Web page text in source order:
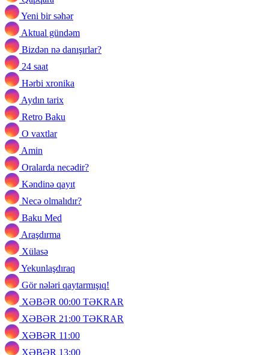
Yeni bir səhər
Aktual gündəm
Bizdən nə danışırlar?
24 saat
Hərbi xronika
Aydın tarix
Retro Baku
O vaxtlar
Amin
Oralarda necədir?
Kəndinə qayıt
Necə olmalıdır?
Baku Med
Araşdırma
Xülasə
Yekunlaşdıraq
Gör nələri qaytarmışıq!
XƏBƏR 00:00 TƏKRAR
XƏBƏR 21:00 TƏKRAR
XƏBƏR 11:00
XƏBƏR 13:00